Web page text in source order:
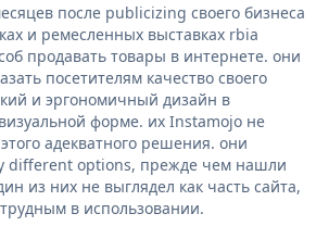
после publicizing своего бизнеса
и ремесленных выставках rbia
продавать товары в интернете. они
посетителям качество своего
и эргономичный дизайн в
форме. их Instamojo не
адекватного решения. они
different options, прежде чем нашли
из них не выглядел как часть сайта,
в использовании.